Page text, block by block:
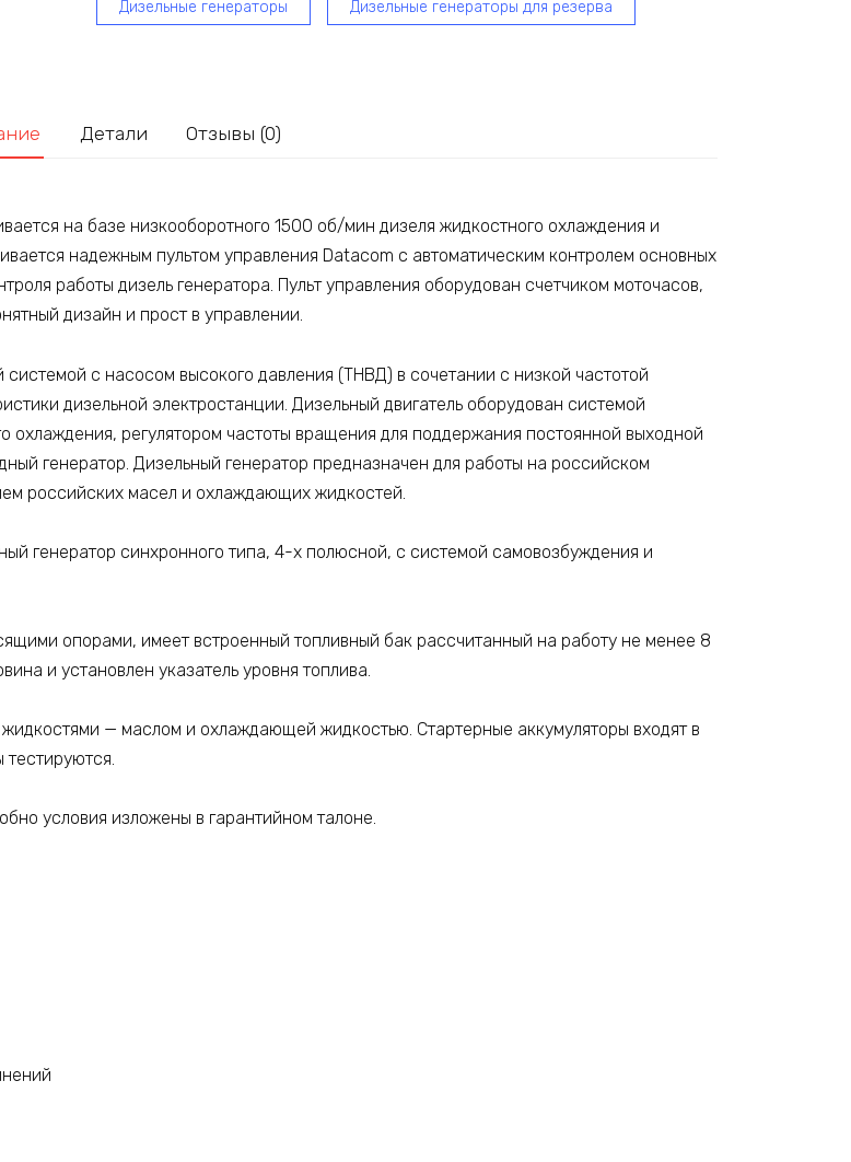
Дизельные генераторы Дизельные генераторы для резерва
Детали Отзывы (0)
на базе низкооборотного 1500 об/мин дизеля жидкостного охлаждения и
надежным пультом управления Datacom с автоматическим контролем основных
работы дизель генератора. Пульт управления оборудован счетчиком моточасов,
дизайн и прост в управлении.
c насосом высокого давления (ТНВД) в сочетании с низкой частотой
дизельной электростанции. Дизельный двигатель оборудован системой
охлаждения, регулятором частоты вращения для поддержания постоянной выходной
генератор. Дизельный генератор предназначен для работы на российском
российских масел и охлаждающих жидкостей.
генератор синхронного типа, 4-х полюсной, с системой самовозбуждения и
опорами, имеет встроенный топливный бак рассчитанный на работу не менее 8
и установлен указатель уровня топлива.
— маслом и охлаждающей жидкостью. Стартерные аккумуляторы входят в
тестируются.
условия изложены в гарантийном талоне.